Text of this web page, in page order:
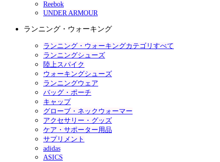
Reebok
UNDER ARMOUR
ランニング・ウォーキング
ランニング・ウォーキングカテゴリすべて
ランニングシューズ
陸上スパイク
ウォーキングシューズ
ランニングウェア
バッグ・ポーチ
キャップ
グローブ・ネックウォーマー
アクセサリー・グッズ
ケア・サポーター用品
サプリメント
adidas
ASICS